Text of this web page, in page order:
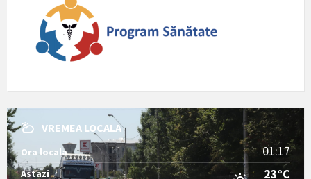
VREMEA LOCALA
Ora locala 01:17
Astazi 23°C